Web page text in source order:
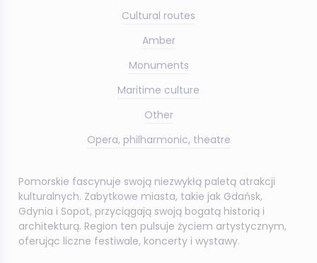
Cultural routes
Amber
Monuments
Maritime culture
Other
Opera, philharmonic, theatre
Pomorskie fascynuje swoją niezwykłą paletą atrakcji
kulturalnych. Zabytkowe miasta, takie jak Gdańsk,
Gdynia i Sopot, przyciągają swoją bogatą historią i
architekturą. Region ten pulsuje życiem artystycznym,
oferując liczne festiwale, koncerty i wystawy.